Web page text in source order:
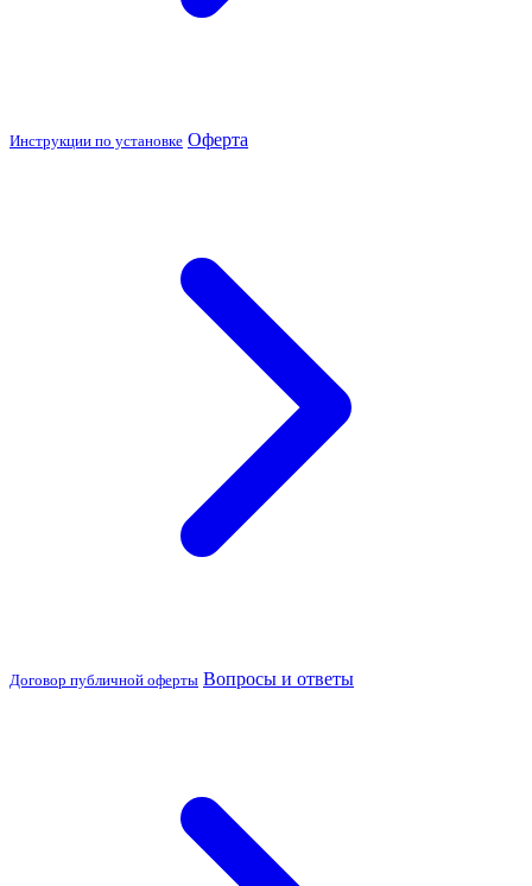
Инструкции по установке Оферта
Договор публичной оферты Вопросы и ответы